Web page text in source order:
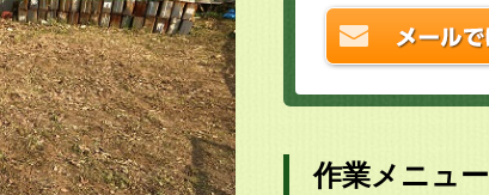
作業メニュー